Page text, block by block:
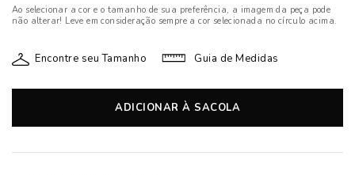
Ao selecionar a cor e o tamanho de sua preferência, a imagem da peça pode
não alterar! Leve em consideração sempre a cor selecionada no círculo acima.
Encontre seu Tamanho Guia de Medidas
ADICIONAR À SACOLA